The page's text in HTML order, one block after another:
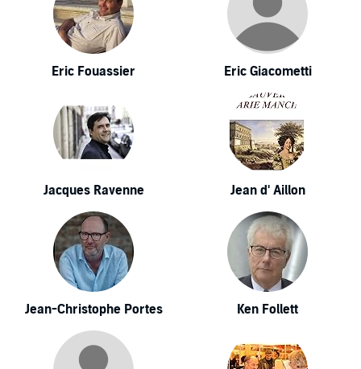
Eric Fouassier Eric Giacometti
Jacques Ravenne Jean d' Aillon
Jean-Christophe Portes Ken Follett